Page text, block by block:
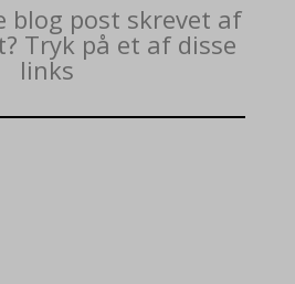
blog post skrevet af
Tryk på et af disse
links